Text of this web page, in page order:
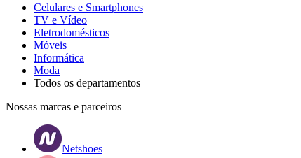
Celulares e Smartphones
TV e Vídeo
Eletrodomésticos
Móveis
Informática
Moda
Todos os departamentos
Nossas marcas e parceiros
Netshoes